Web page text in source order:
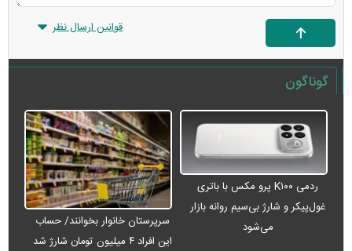
قوانین ارسال نظر
گوناگون
ردمی K۱۰۰ پرو مکس با باتری
غول‌پیکر و شارژ بی‌سیم روانه بازار
می‌شود
سرپرستان خانوار بخوانند/ حساب
این افراد ۴ میلیون تومان شارژ شد